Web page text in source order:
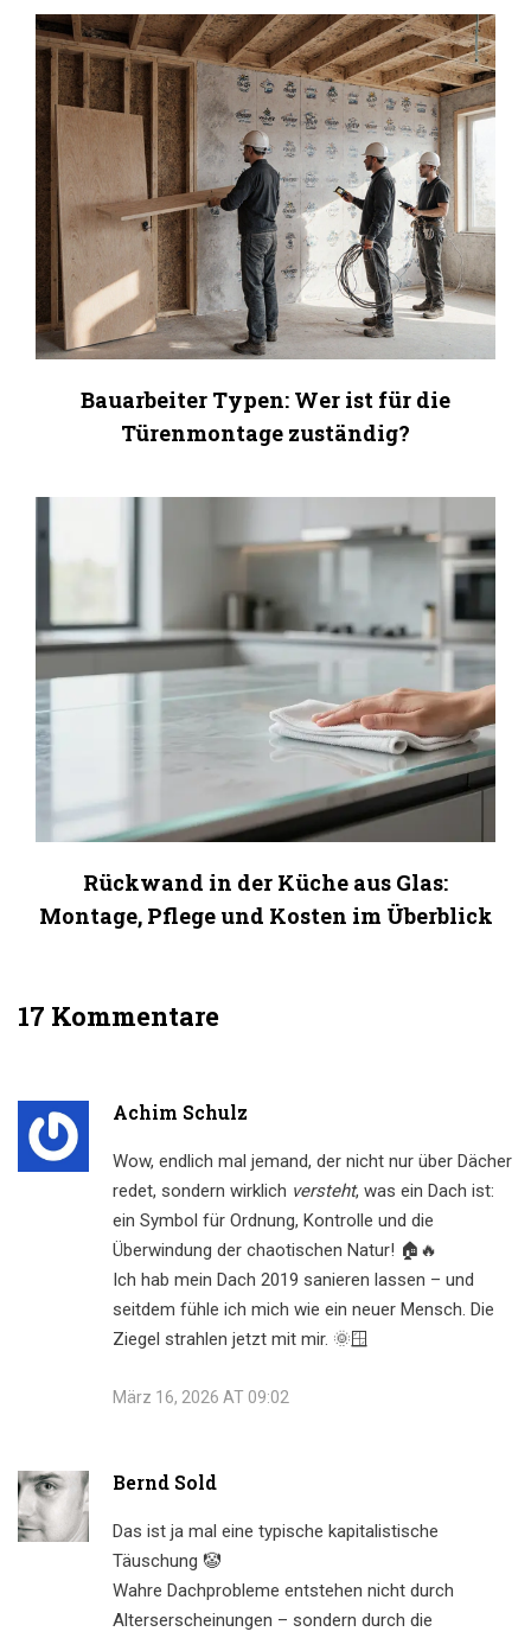
Bauarbeiter Typen: Wer ist für die
Türenmontage zuständig?
Rückwand in der Küche aus Glas:
Montage, Pflege und Kosten im Überblick
17 Kommentare
Achim Schulz
Wow, endlich mal jemand, der nicht nur über Dächer
redet, sondern wirklich versteht, was ein Dach ist:
ein Symbol für Ordnung, Kontrolle und die
Überwindung der chaotischen Natur! 🏠🔥
Ich hab mein Dach 2019 sanieren lassen – und
seitdem fühle ich mich wie ein neuer Mensch. Die
Ziegel strahlen jetzt mit mir. 🌞🪟
März 16, 2026 AT 09:02
Bernd Sold
Das ist ja mal eine typische kapitalistische
Täuschung 🤡
Wahre Dachprobleme entstehen nicht durch
Alterserscheinungen – sondern durch die